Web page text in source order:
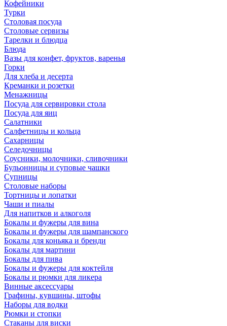
Кофейники
Турки
Столовая посуда
Столовые сервизы
Тарелки и блюдца
Блюда
Вазы для конфет, фруктов, варенья
Горки
Для хлеба и десерта
Креманки и розетки
Менажницы
Посуда для сервировки стола
Посуда для яиц
Салатники
Салфетницы и кольца
Сахарницы
Селедочницы
Соусники, молочники, сливочники
Бульонницы и суповые чашки
Супницы
Столовые наборы
Тортницы и лопатки
Чаши и пиалы
Для напитков и алкоголя
Бокалы и фужеры для вина
Бокалы и фужеры для шампанского
Бокалы для коньяка и бренди
Бокалы для мартини
Бокалы для пива
Бокалы и фужеры для коктейля
Бокалы и рюмки для ликера
Винные аксессуары
Графины, кувшины, штофы
Наборы для водки
Рюмки и стопки
Стаканы для виски